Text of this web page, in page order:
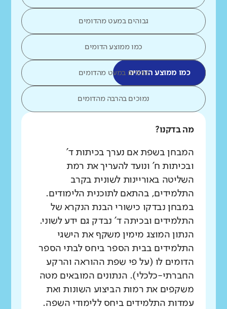
גבוהים במעט מהדומים
כמו ממוצע הדומים
כמו ממוצע הדומיםנמוכים במעט מהדומים
נמוכים בהרבה מהדומים
מה בדקנו?
המבחן בשפת אם נערך בכיתות ד'
ובכיתות ח' ונועד להעריך את רמת
השליטה באוריינות לשונית בקרב
התלמידים, בהתאם לתוכנית הלימודים.
במבחן נבדקו כישורי הבנת הנקרא של
התלמידים ובכיתה ד' נבדק גם ידע לשוני.
הנתון המוצג מימין משקף את הישגי
התלמידים בבית הספר ביחס לבתי הספר
הדומים לו (על פי שפת ההוראה והרקע
החברתי-כלכלי). הנתונים המובאים מטה
משקפים את רמות הביצוע השונות ואת
עמדות התלמידים ביחס ללימודי השפה.